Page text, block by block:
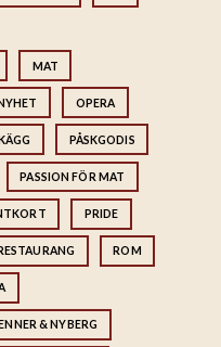
MAT
OPERA
PÅSKGODIS
PASSION FÖR MAT
PRIDE
ROM
& NYBERG